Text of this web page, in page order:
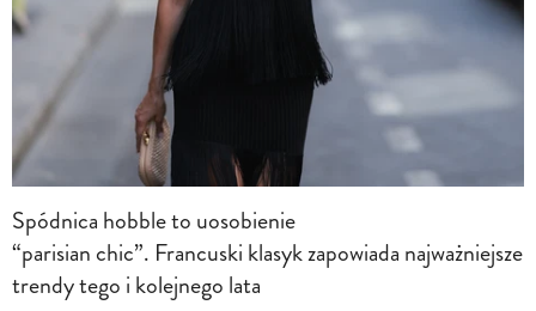
Spódnica hobble to uosobienie
“parisian chic”. Francuski klasyk zapowiada najważniejsze
trendy tego i kolejnego lata